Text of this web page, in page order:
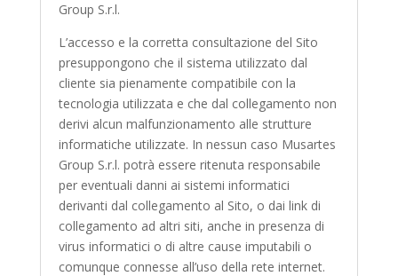
Group S.r.l.
L’accesso e la corretta consultazione del Sito
presuppongono che il sistema utilizzato dal
cliente sia pienamente compatibile con la
tecnologia utilizzata e che dal collegamento non
derivi alcun malfunzionamento alle strutture
informatiche utilizzate. In nessun caso Musartes
Group S.r.l. potrà essere ritenuta responsabile
per eventuali danni ai sistemi informatici
derivanti dal collegamento al Sito, o dai link di
collegamento ad altri siti, anche in presenza di
virus informatici o di altre cause imputabili o
comunque connesse all’uso della rete internet.